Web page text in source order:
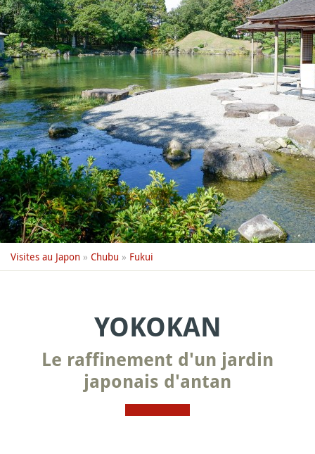
Visites au Japon » Chubu » Fukui
YOKOKAN
Le raffinement d'un jardin
japonais d'antan